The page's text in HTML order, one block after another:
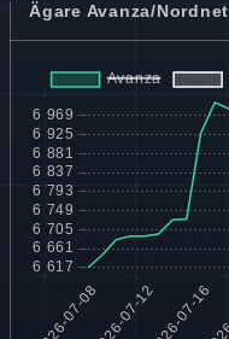
Ägare Avanza/Nordnet